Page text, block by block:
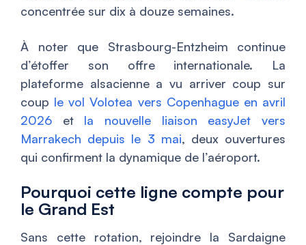
concentrée sur dix à douze semaines.
À noter que Strasbourg-Entzheim continue
d’étoffer son offre internationale. La
plateforme alsacienne a vu arriver coup sur
coup le vol Volotea vers Copenhague en avril
2026 et la nouvelle liaison easyJet vers
Marrakech depuis le 3 mai, deux ouvertures
qui confirment la dynamique de l’aéroport.
Pourquoi cette ligne compte pour
le Grand Est
Sans cette rotation, rejoindre la Sardaigne